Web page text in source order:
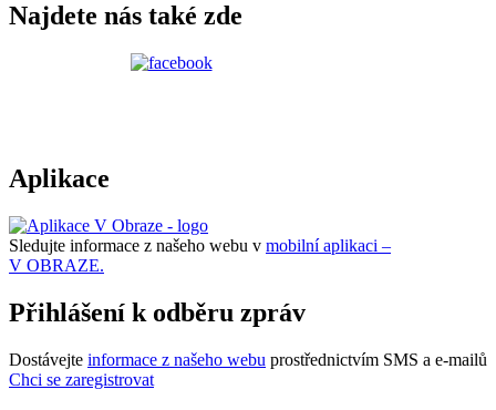
Najdete nás také zde
Aplikace
Sledujte informace z našeho webu v mobilní aplikaci –
V OBRAZE.
Přihlášení k odběru zpráv
Dostávejte informace z našeho webu prostřednictvím SMS a e-mailů
Chci se zaregistrovat